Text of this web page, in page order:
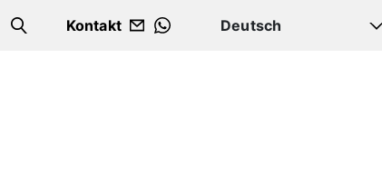
Search
Kontakt
WHATSAPP